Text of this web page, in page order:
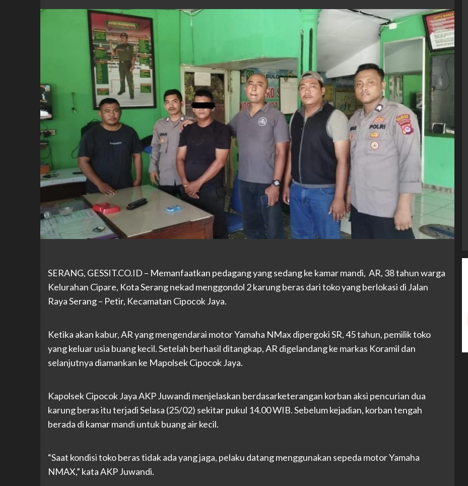
SERANG, GESSIT.CO.ID – Memanfaatkan pedagang yang sedang ke kamar mandi, AR, 38 tahun warga
Kelurahan Cipare, Kota Serang nekad menggondol 2 karung beras dari toko yang berlokasi di Jalan
Raya Serang – Petir, Kecamatan Cipocok Jaya.
Ketika akan kabur, AR yang mengendarai motor Yamaha NMax dipergoki SR, 45 tahun, pemilik toko
yang keluar usia buang kecil. Setelah berhasil ditangkap, AR digelandang ke markas Koramil dan
selanjutnya diamankan ke Mapolsek Cipocok Jaya.
Kapolsek Cipocok Jaya AKP Juwandi menjelaskan berdasarketerangan korban aksi pencurian dua
karung beras itu terjadi Selasa (25/02) sekitar pukul 14.00 WIB. Sebelum kejadian, korban tengah
berada di kamar mandi untuk buang air kecil.
“Saat kondisi toko beras tidak ada yang jaga, pelaku datang menggunakan sepeda motor Yamaha
NMAX,” kata AKP Juwandi.